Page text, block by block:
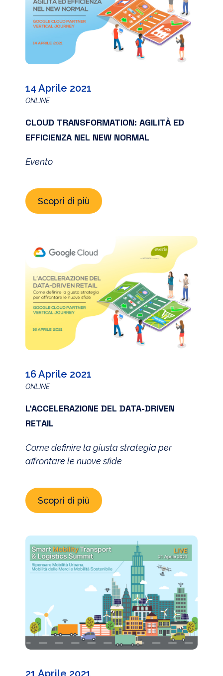
14 Aprile 2021
ONLINE
CLOUD TRANSFORMATION: AGILITÀ ED
EFFICIENZA NEL NEW NORMAL
Evento
Scopri di più
16 Aprile 2021
ONLINE
L’ACCELERAZIONE DEL DATA-DRIVEN
RETAIL
Come definire la giusta strategia per
affrontare le nuove sfide
Scopri di più